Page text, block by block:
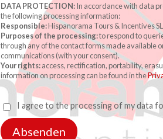
DATA PROTECTION:In accordance with data
the following processing information:
Responsible:Hispanorama Tours & Incentives SL
Purposes of the processing:to respond to
through any of the contact forms made available
communications (with your consent).
Your rights:access, rectification, portability,
information on processing can be found in the
I agree to the processing of my data
Absenden